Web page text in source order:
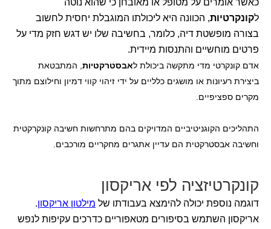
כאשר אומרים על מטופל או מאובחן כי שהוא נוטה
לקונקרטיות, הכוונה היא ליכולתו המוגבלת יחסית לחשוב
בצורה מופשטת דיה, כלומר, בחשיבה שלו יש דגש חזק מדי על
פרטים מוחשיים והתנסות מיידית.
אדם קונקרטי מדי מתקשה ביכולת לאבסטרקטיות , המתבטאת
ביצירת רעיונות או מושגים כלליים על ידי זיהוי קווי דמיון וחילוצם מתוך
מקרים ספציפיים.
התהליכים הקוגניטיביים המדויקים בהם מתרחשות חשיבה קונקרקטית
וחשיבה אבסטרקטית הם עדיין אתגרים מחקריים מורכבים.
קונקרטיזציה לפי אריקסון
דוגמה נוספת יכולה להימצא בעבודתו של מילטון אריקסון.
אריקסון השתמש בסיפורים מטאפוריים כדרכים עקיפות לנפש